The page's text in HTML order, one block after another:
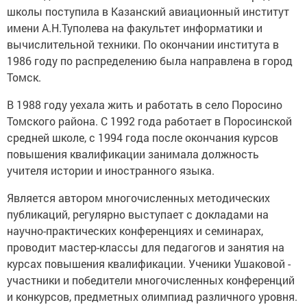
школы поступила в Казанский авиационный институт
имени А.Н.Туполева на факультет информатики и
вычислительной техники. По окончании института в
1986 году по распределению была направлена в город
Томск.
В 1988 году уехала жить и работать в село Поросино
Томского района. С 1992 года работает в Поросинской
средней школе, с 1994 года после окончания курсов
повышения квалификации занимала должность
учителя истории и иностранного языка.
Является автором многочисленных методических
публикаций, регулярно выступает с докладами на
научно-практических конференциях и семинарах,
проводит мастер-классы для педагогов и занятия на
курсах повышения квалификации. Ученики Ушаковой -
участники и победители многочисленных конференций
и конкурсов, предметных олимпиад различного уровня.